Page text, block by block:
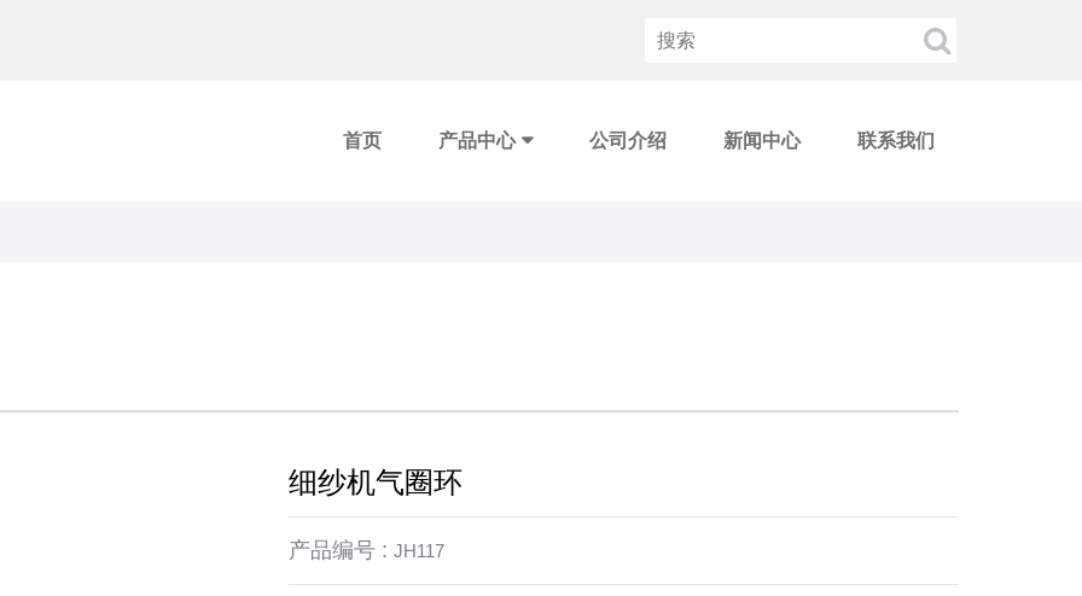
首页 产品中心 公司介绍 新闻中心 联系我们
细纱机气圈环
产品编号 : JH117